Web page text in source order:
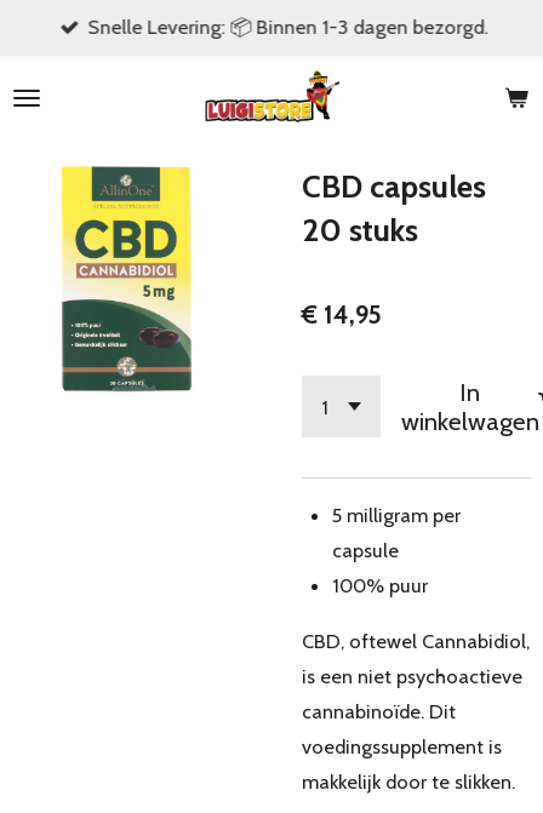
naar
hoofdinhoud
Snelle Levering: 📦 Binnen 1-3 dagen bezorgd.
CBD capsules
20 stuks
€ 14,95
In
winkelwagen
5 milligram per
capsule
100% puur
CBD, oftewel Cannabidiol,
is een niet psychoactieve
cannabinoïde. Dit
voedingssupplement is
makkelijk door te slikken.